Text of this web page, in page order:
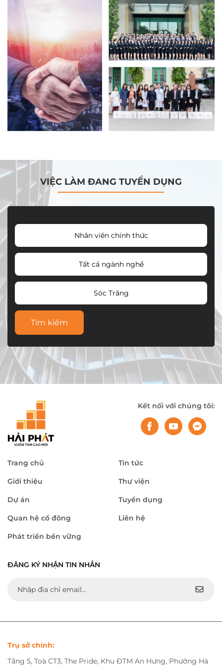
VIỆC LÀM ĐANG TUYỂN DỤNG
Nhân viên chính thức
Tất cả ngành nghề
Sóc Trăng
Tìm kiếm
Kết nối với chúng tôi:
Trang chủ
Giới thiệu
Dự án
Quan hệ cổ đông
Phát triển bền vững
Tin tức
Thư viện
Tuyển dụng
Liên hệ
ĐĂNG KÝ NHẬN TIN NHẮN
Trụ sở chính:
Tầng 5, Toà CT3, The Pride, Khu ĐTM An Hưng, Phường Hà